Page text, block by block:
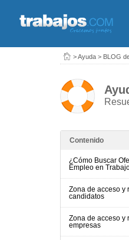
>Ayuda > BLOG
Contenido
¿Cómo Buscar
Empleo en
Zona de acceso y
candidatos
Zona de acceso y
empresas